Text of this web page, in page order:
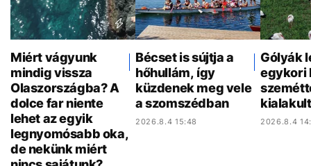
Miért vágyunk
mindig vissza
Olaszországba? A
dolce far niente
lehet az egyik
legnyomósabb oka,
de nekünk miért
Bécset is sújtja a
hőhullám, így
küzdenek meg vele
a szomszédban
2026.8.4 15:48
Gólyák
egykori
2026.8.4